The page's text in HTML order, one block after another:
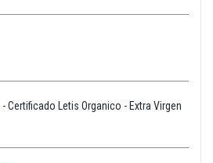
- Certificado Letis Organico - Extra Virgen